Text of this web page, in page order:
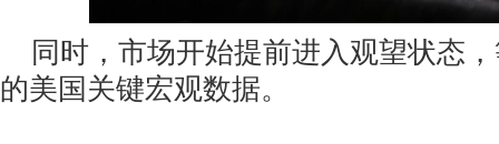
同时，市场开始提前进入观望状态
的美国关键宏观数据。